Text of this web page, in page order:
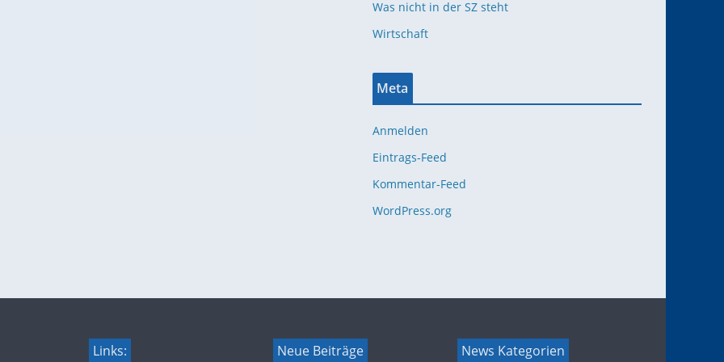
Was nicht in der SZ steht
Wirtschaft
Meta
Anmelden
Eintrags-Feed
Kommentar-Feed
WordPress.org
Links: Neue Beiträge News Kategorien